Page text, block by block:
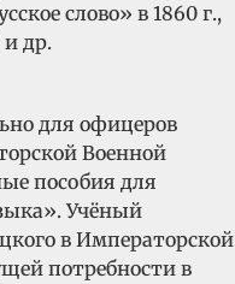
слово» в 1860 г.,
др.
для офицеров
Военной
пособия для
Учёный
в Императорской
потребности в